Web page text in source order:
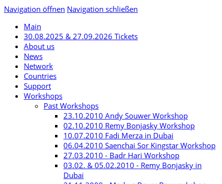
Navigation öffnen Navigation schließen
Main
30.08.2025 & 27.09.2026 Tickets
About us
News
Network
Countries
Support
Workshops
Past Workshops
23.10.2010 Andy Souwer Workshop
02.10.2010 Remy Bonjasky Workshop
10.07.2010 Fadi Merza in Dubai
06.04.2010 Saenchai Sor Kingstar Workshop
27.03.2010 - Badr Hari Workshop
03.02. & 05.02.2010 - Remy Bonjasky in
Dubai